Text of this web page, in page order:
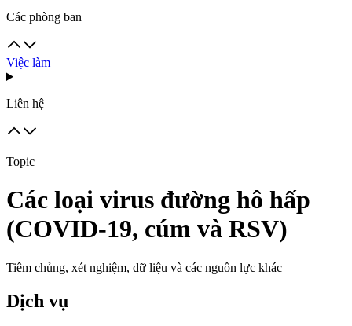
Các phòng ban
Việc làm
Liên hệ
Topic
Các loại virus đường hô hấp
(COVID-19, cúm và RSV)
Tiêm chủng, xét nghiệm, dữ liệu và các nguồn lực khác
Dịch vụ